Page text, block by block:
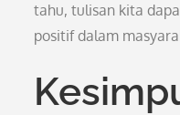
tahu, tulisan kita
positif dalam